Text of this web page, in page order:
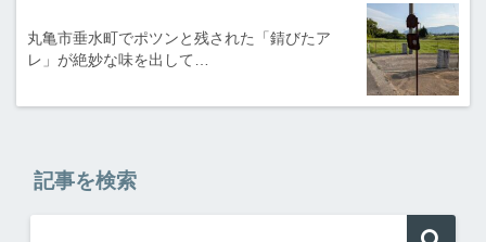
丸亀市垂水町でポツンと残された「錆びたア
レ」が絶妙な味を出して…
記事を検索